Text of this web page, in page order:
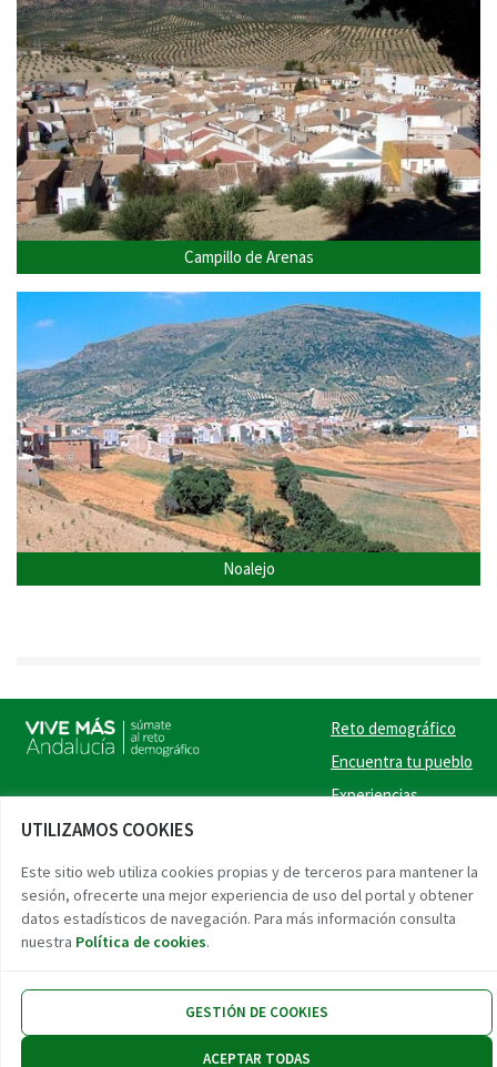
UTILIZAMOS COOKIES
Este sitio web utiliza cookies propias y de terceros para mantener la
sesión, ofrecerte una mejor experiencia de uso del portal y obtener
datos estadísticos de navegación. Para más información consulta
nuestra Política de cookies.
GESTIÓN DE COOKIES
ACEPTAR TODAS
Campillo de Arenas
Noalejo
Reto demográfico
Encuentra tu pueblo
Experiencias
Twitter
Facebook
Accesibilidad Aviso legal